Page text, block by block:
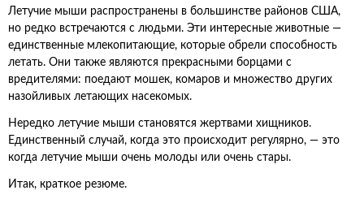
Летучие мыши распространены в большинстве районов США,
но редко встречаются с людьми. Эти интересные животные —
единственные млекопитающие, которые обрели способность
летать. Они также являются прекрасными борцами с
вредителями: поедают мошек, комаров и множество других
назойливых летающих насекомых.
Нередко летучие мыши становятся жертвами хищников.
Единственный случай, когда это происходит регулярно, — это
когда летучие мыши очень молоды или очень стары.
Итак, краткое резюме.